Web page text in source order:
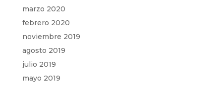
marzo 2020
febrero 2020
noviembre 2019
agosto 2019
julio 2019
mayo 2019